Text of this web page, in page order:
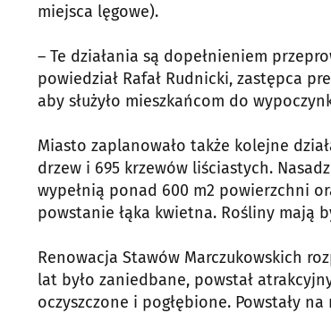
miejsca lęgowe).
– Te działania są dopełnieniem
powiedział Rafał Rudnicki, zastępca
aby służyło mieszkańcom do
Miasto zaplanowało także kolejne
drzew i 695 krzewów liściastych.
wypełnią ponad 600 m2 powierzchni
powstanie łąka kwietna. Rośliny mają
Renowacja Stawów Marczukowskich
lat było zaniedbane, powstał
oczyszczone i pogłębione. Powstały